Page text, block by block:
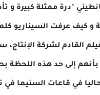
"درة ممثلة كبيرة و
و كيف عرفت السيناريو
القادم لشركة
إلى حد هذه اللحظة
في قاعات السنيما